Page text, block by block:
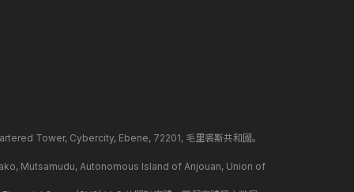
Tower, Cybercity, Ebene, 72201, 毛里裘斯共和國。
Mutsamudu, Autonomous Island of Anjouan, Union of